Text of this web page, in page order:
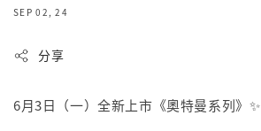
SEP 02, 24
分享
6月3日（一）全新上市《奧特曼系列》✨